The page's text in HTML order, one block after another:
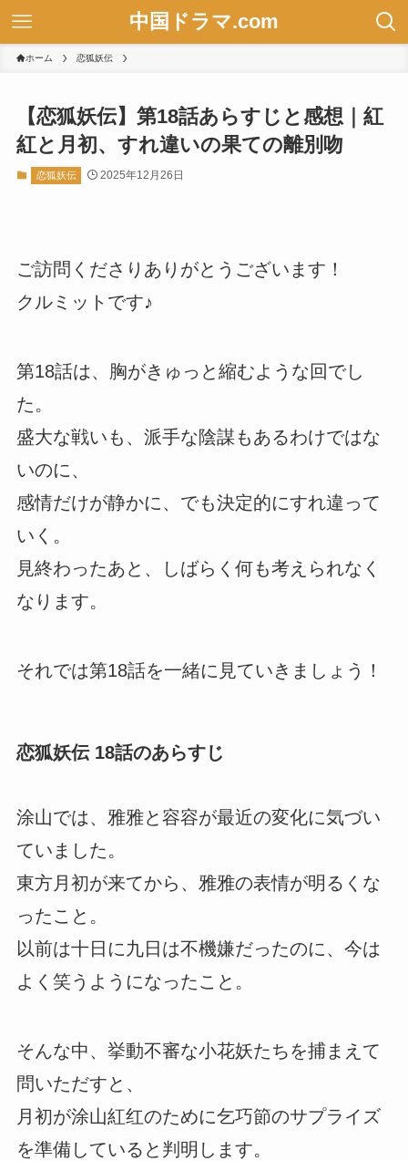
中国ドラマ.com
ホーム 恋狐妖伝
【恋狐妖伝】第18話あらすじと感想｜紅
紅と月初、すれ違いの果ての離別吻
恋狐妖伝 2025年12月26日
ご訪問くださりありがとうございます！
クルミットです♪
第18話は、胸がきゅっと縮むような回でし
た。
盛大な戦いも、派手な陰謀もあるわけではな
いのに、
感情だけが静かに、でも決定的にすれ違って
いく。
見終わったあと、しばらく何も考えられなく
なります。
それでは第18話を一緒に見ていきましょう！
恋狐妖伝 18話のあらすじ
涂山では、雅雅と容容が最近の変化に気づい
ていました。
東方月初が来てから、雅雅の表情が明るくな
ったこと。
以前は十日に九日は不機嫌だったのに、今は
よく笑うようになったこと。
そんな中、挙動不審な小花妖たちを捕まえて
問いただすと、
月初が涂山紅红のために乞巧節のサプライズ
を準備していると判明します。